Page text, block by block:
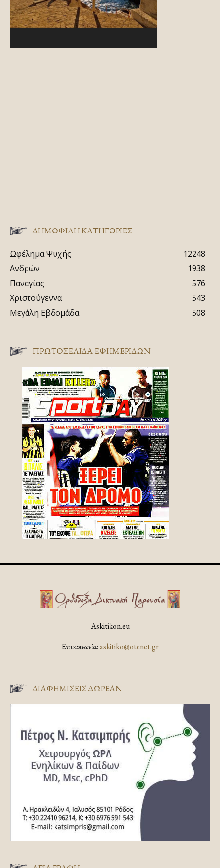
ΔΗΜΟΦΙΛΗ ΚΑΤΗΓΟΡΙΕΣ
Ωφέλημα Ψυχής
12248
Ανδρών
1938
Παναγίας
576
Χριστούγεννα
543
Μεγάλη Εβδομάδα
508
ΠΡΩΤΟΣΈΛΙΔΑ ΕΦΗΜΕΡΊΔΩΝ
Askitikon.eu
Επικοινωνία:askitiko@otenet.gr
ΔΙΑΦΗΜΊΣΕΙΣ ΔΩΡΕΆΝ